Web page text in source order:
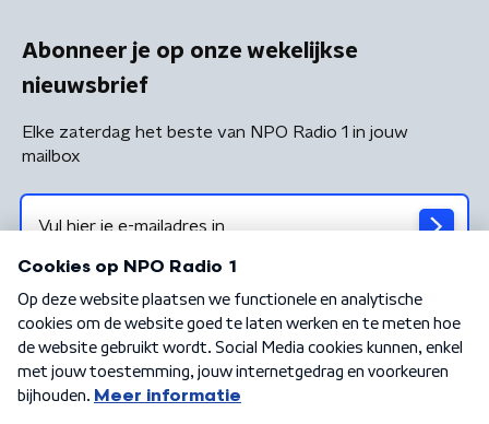
Abonneer je op onze wekelijkse
nieuwsbrief
Elke zaterdag het beste van NPO Radio 1 in jouw
mailbox
Algemene voorwaarden